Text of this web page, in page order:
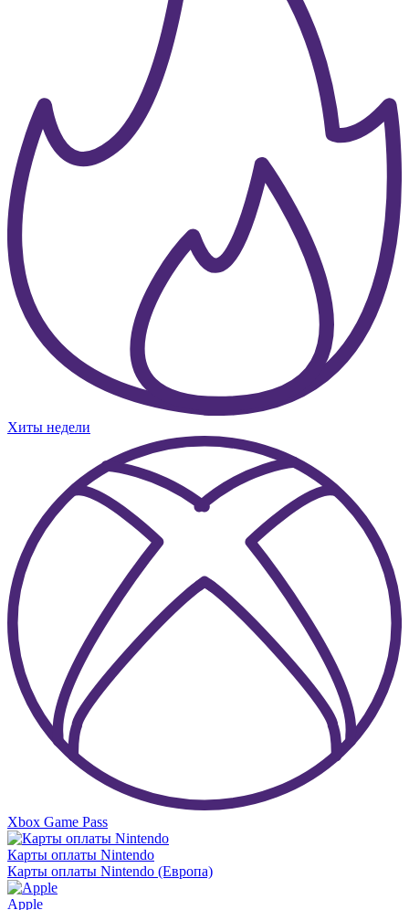
Хиты недели
Xbox Game Pass
Карты оплаты Nintendo
Карты оплаты Nintendo (Европа)
Apple